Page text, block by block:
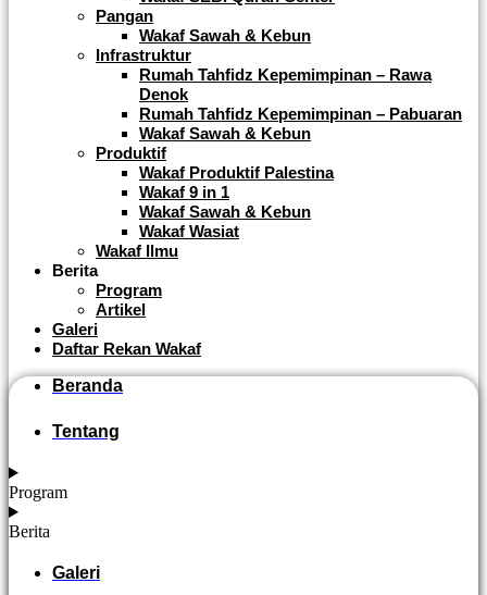
Pangan
Wakaf Sawah & Kebun
Infrastruktur
Rumah Tahfidz Kepemimpinan – Rawa
Denok
Rumah Tahfidz Kepemimpinan – Pabuaran
Wakaf Sawah & Kebun
Produktif
Wakaf Produktif Palestina
Wakaf 9 in 1
Wakaf Sawah & Kebun
Wakaf Wasiat
Wakaf Ilmu
Berita
Program
Artikel
Galeri
Daftar Rekan Wakaf
Beranda
Tentang
Program
Berita
Galeri